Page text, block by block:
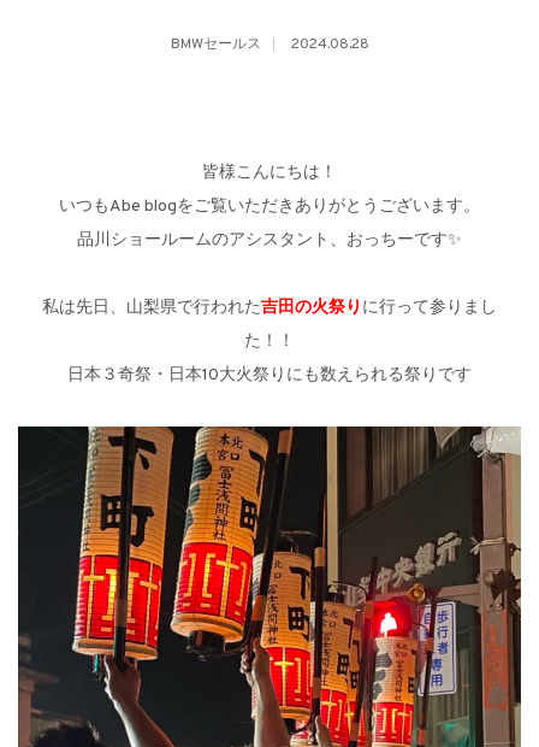
BMWセールス 2024.08.28
皆様こんにちは！
いつもAbe blogをご覧いただきありがとうございます。
品川ショールームのアシスタント、おっちーです✨
私は先日、山梨県で行われた吉田の火祭り に行って参りまし
た！！
日本３奇祭・日本10大火祭りにも数えられる祭りです